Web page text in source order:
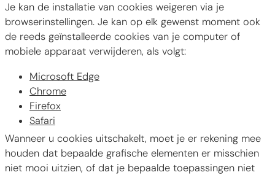
Je kan de installatie van cookies weigeren via je
browserinstellingen. Je kan op elk gewenst moment ook
de reeds geïnstalleerde cookies van je computer of
mobiele apparaat verwijderen, als volgt:
Microsoft Edge
Chrome
Firefox
Safari
Wanneer u cookies uitschakelt, moet je er rekening mee
houden dat bepaalde grafische elementen er misschien
niet mooi uitzien, of dat je bepaalde toepassingen niet